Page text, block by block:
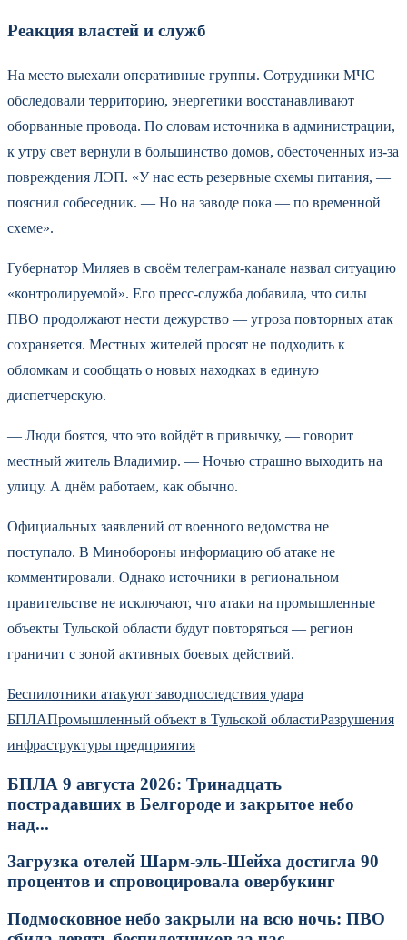
Реакция властей и служб
На место выехали оперативные группы. Сотрудники МЧС
обследовали территорию, энергетики восстанавливают
оборванные провода. По словам источника в администрации,
к утру свет вернули в большинство домов, обесточенных из-за
повреждения ЛЭП. «У нас есть резервные схемы питания, —
пояснил собеседник. — Но на заводе пока — по временной
схеме».
Губернатор Миляев в своём телеграм-канале назвал ситуацию
«контролируемой». Его пресс-служба добавила, что силы
ПВО продолжают нести дежурство — угроза повторных атак
сохраняется. Местных жителей просят не подходить к
обломкам и сообщать о новых находках в единую
диспетчерскую.
— Люди боятся, что это войдёт в привычку, — говорит
местный житель Владимир. — Ночью страшно выходить на
улицу. А днём работаем, как обычно.
Официальных заявлений от военного ведомства не
поступало. В Минобороны информацию об атаке не
комментировали. Однако источники в региональном
правительстве не исключают, что атаки на промышленные
объекты Тульской области будут повторяться — регион
граничит с зоной активных боевых действий.
Беспилотники атакуют заводпоследствия удара
БПЛАПромышленный объект в Тульской областиРазрушения
инфраструктуры предприятия
БПЛА 9 августа 2026: Тринадцать
пострадавших в Белгороде и закрытое небо
над...
Загрузка отелей Шарм-эль-Шейха достигла 90
процентов и спровоцировала овербукинг
Подмосковное небо закрыли на всю ночь: ПВО